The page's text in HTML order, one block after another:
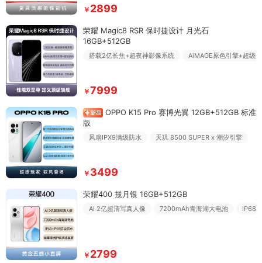
￥ 2899
荣耀 Magic8 RSR 保时捷设计 月光石
16GB+512GB
搭载2亿长焦+超夜神影像系统 AiMAGE原色引擎+超级
￥7999
OPPO K15 Pro 赛博光翼 12GB+512GB 标准
版
风扇IPX9满级防水 天玑 8500 SUPER x 潮汐引擎
￥ 3499
荣耀400 揽月银 16GB+512GB
AI 2亿超清写真人像 7200mAh青海湖大电池
￥ 2799